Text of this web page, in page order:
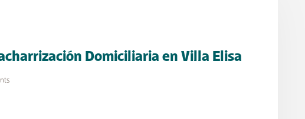
Domiciliaria en Villa Elisa